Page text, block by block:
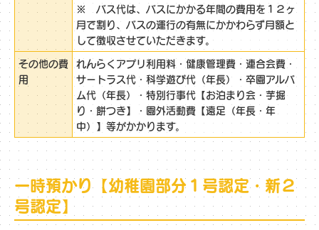
※ バス代は、バスにかかる年間の費用を１２ヶ
月で割り、バスの運行の有無にかかわらず月額と
して徴収させていただきます。
その他の費
用
れんらくアプリ利用料・健康管理費・連合会費・
サートラス代・科学遊び代（年長）・卒園アルバ
ム代（年長）・特別行事代【お泊まり会・芋掘
り・餅つき】・園外活動費【遠足（年長・年
中）】等がかかります。
一時預かり【幼稚園部分１号認定・新２
号認定】